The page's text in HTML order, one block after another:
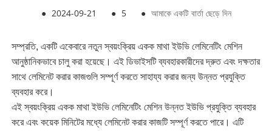
● 2024-09-21 ● 5 ● আমাকে একটি বার্তা ছেড়ে দিন
সম্প্রতি, একটি একেবারে নতুন স্বয়ংক্রিয় একক মাথা ইউভি লেমিনেটিং মেশিন
আনুষ্ঠানিকভাবে চালু করা হয়েছে। এই ডিভাইসটি ব্যবহারকারীদের দ্রুত এবং দক্ষতার
সাথে লেমিনেট করার কাজগুলি সম্পূর্ণ করতে সাহায্য করার জন্য উন্নত প্রযুক্তি
ব্যবহার করে।
এই স্বয়ংক্রিয় একক মাথা ইউভি লেমিনেটিং মেশিন উন্নত ইউভি প্রযুক্তি ব্যবহার
করে এবং কয়েক মিনিটের মধ্যে লেমিনেট করার কাজটি সম্পূর্ণ করতে পারে। এটি